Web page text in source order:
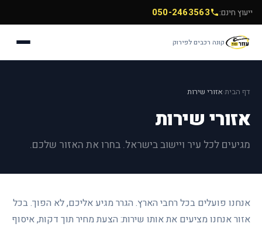
ייעוץ חינם: 050-2463563
קונה רכבים לפירוק
דף הבית›אזורי שירות
אזורי שירות
מגיעים לכל עיר ויישוב בישראל. בחרו את האזור שלכם.
אנחנו פועלים בכל רחבי הארץ. הגרר מגיע אליכם, לא הפוך. בכל
אזור אנחנו מציעים את אותו שירות: הצעת מחיר תוך דקות, איסוף